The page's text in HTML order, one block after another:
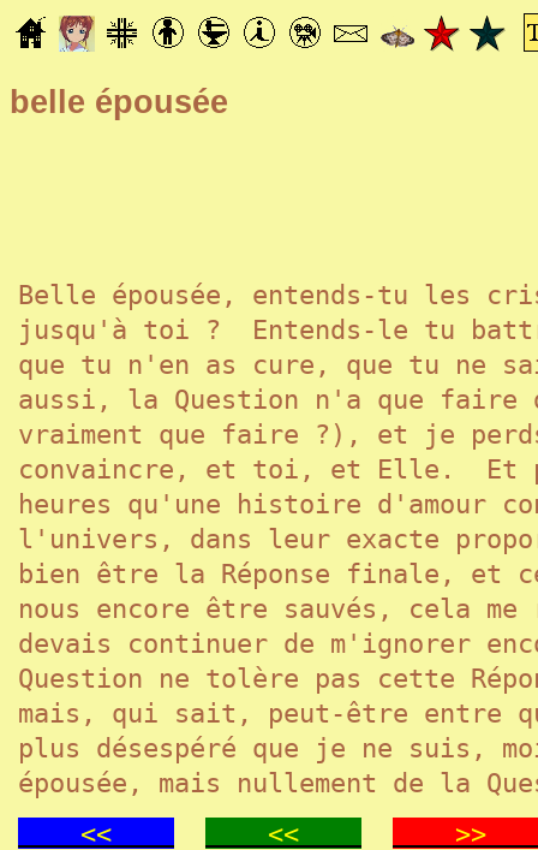
belle épousée
Belle épousée, entends-tu les
jusqu'à toi ? Entends-le tu
que tu n'en as cure, que tu ne
aussi, la Question n'a que
vraiment que faire ?), et je perds
convaincre, et toi, et Elle. Et
heures qu'une histoire d'amour
l'univers, dans leur exacte
bien être la Réponse finale, et
nous encore être sauvés, cela
devais continuer de m'ignorer
Question ne tolère pas cette
mais, qui sait, peut-être entre
plus désespéré que je ne suis,
épousée, mais nullement de la
<<
<<